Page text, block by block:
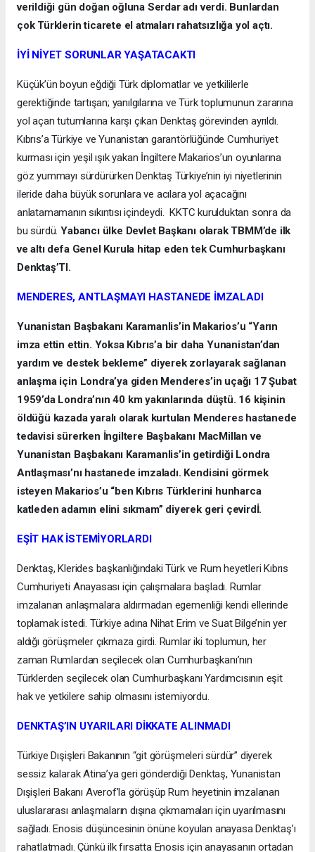
verildiği gün doğan oğluna Serdar adı verdi. Bunlardan
çok Türklerin ticarete el atmaları rahatsızlığa yol açtı.
İYİ NİYET SORUNLAR YAŞATACAKTI
Küçük’ün boyun eğdiği Türk diplomatlar ve yetkililerle
gerektiğinde tartışan; yanılgılarına ve Türk toplumunun zararına
yol açan tutumlarına karşı çıkan Denktaş görevinden ayrıldı.
Kıbrıs’a Türkiye ve Yunanistan garantörlüğünde Cumhuriyet
kurması için yeşil ışık yakan İngiltere Makarios’un oyunlarına
göz yummayı sürdürürken Denktaş Türkiye’nin iyi niyetlerinin
ileride daha büyük sorunlara ve acılara yol açacağını
anlatamamanın sıkıntısı içindeydi. KKTC kurulduktan sonra da
bu sürdü.Yabancı ülke Devlet Başkanı olarak TBMM’de ilk
ve altı defa Genel Kurula hitap eden tek Cumhurbaşkanı
Denktaş’TI.
MENDERES, ANTLAŞMAYI HASTANEDE İMZALADI
Yunanistan Başbakanı Karamanlis’in Makarios’u “Yarın
imza ettin ettin. Yoksa Kıbrıs’a bir daha Yunanistan’dan
yardım ve destek bekleme” diyerek zorlayarak sağlanan
anlaşma için Londra’ya giden Menderes’in uçağı 17 Şubat
1959’da Londra’nın 40 km yakınlarında düştü. 16 kişinin
öldüğü kazada yaralı olarak kurtulan Menderes hastanede
tedavisi sürerken İngiltere Başbakanı MacMillan ve
Yunanistan Başbakanı Karamanlis’in getirdiği Londra
Antlaşması’nı hastanede imzaladı. Kendisini görmek
isteyen Makarios’u “ben Kıbrıs Türklerini hunharca
katleden adamın elini sıkmam” diyerek geri çevirdİ.
EŞİT HAK İSTEMİYORLARDI
Denktaş, Klerides başkanlığındaki Türk ve Rum heyetleri Kıbrıs
Cumhuriyeti Anayasası için çalışmalara başladı. Rumlar
imzalanan anlaşmalara aldırmadan egemenliği kendi ellerinde
toplamak istedi. Türkiye adına Nihat Erim ve Suat Bilge’nin yer
aldığı görüşmeler çıkmaza girdi. Rumlar iki toplumun, her
zaman Rumlardan seçilecek olan Cumhurbaşkanı’nın
Türklerden seçilecek olan Cumhurbaşkanı Yardımcısının eşit
hak ve yetkilere sahip olmasını istemiyordu.
DENKTAŞ’IN UYARILARI DİKKATE ALINMADI
Türkiye Dışişleri Bakanının “git görüşmeleri sürdür” diyerek
sessiz kalarak Atina’ya geri gönderdiği Denktaş, Yunanistan
Dışişleri Bakanı Averof’la görüşüp Rum heyetinin imzalanan
uluslararası anlaşmaların dışına çıkmamaları için uyarılmasını
sağladı. Enosis düşüncesinin önüne koyulan anayasa Denktaş’ı
rahatlatmadı. Çünkü ilk fırsatta Enosis için anayasanın ortadan